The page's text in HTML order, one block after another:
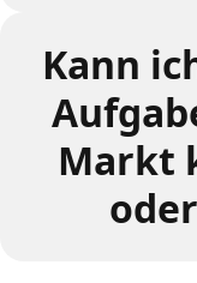
Kann
Markt